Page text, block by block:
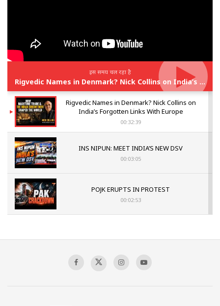
इस समय चल रहा है
Rigvedic Names in Denmark? Nick Collins on India’s Forgotten Links With Europe
Rigvedic Names in Denmark? Nick Collins on
India’s Forgotten Links With Europe
00:32:39
INS NIPUN: MEET INDIA’S NEW DSV
00:03:05
POJK ERUPTS IN PROTEST
00:02:53
Sagar